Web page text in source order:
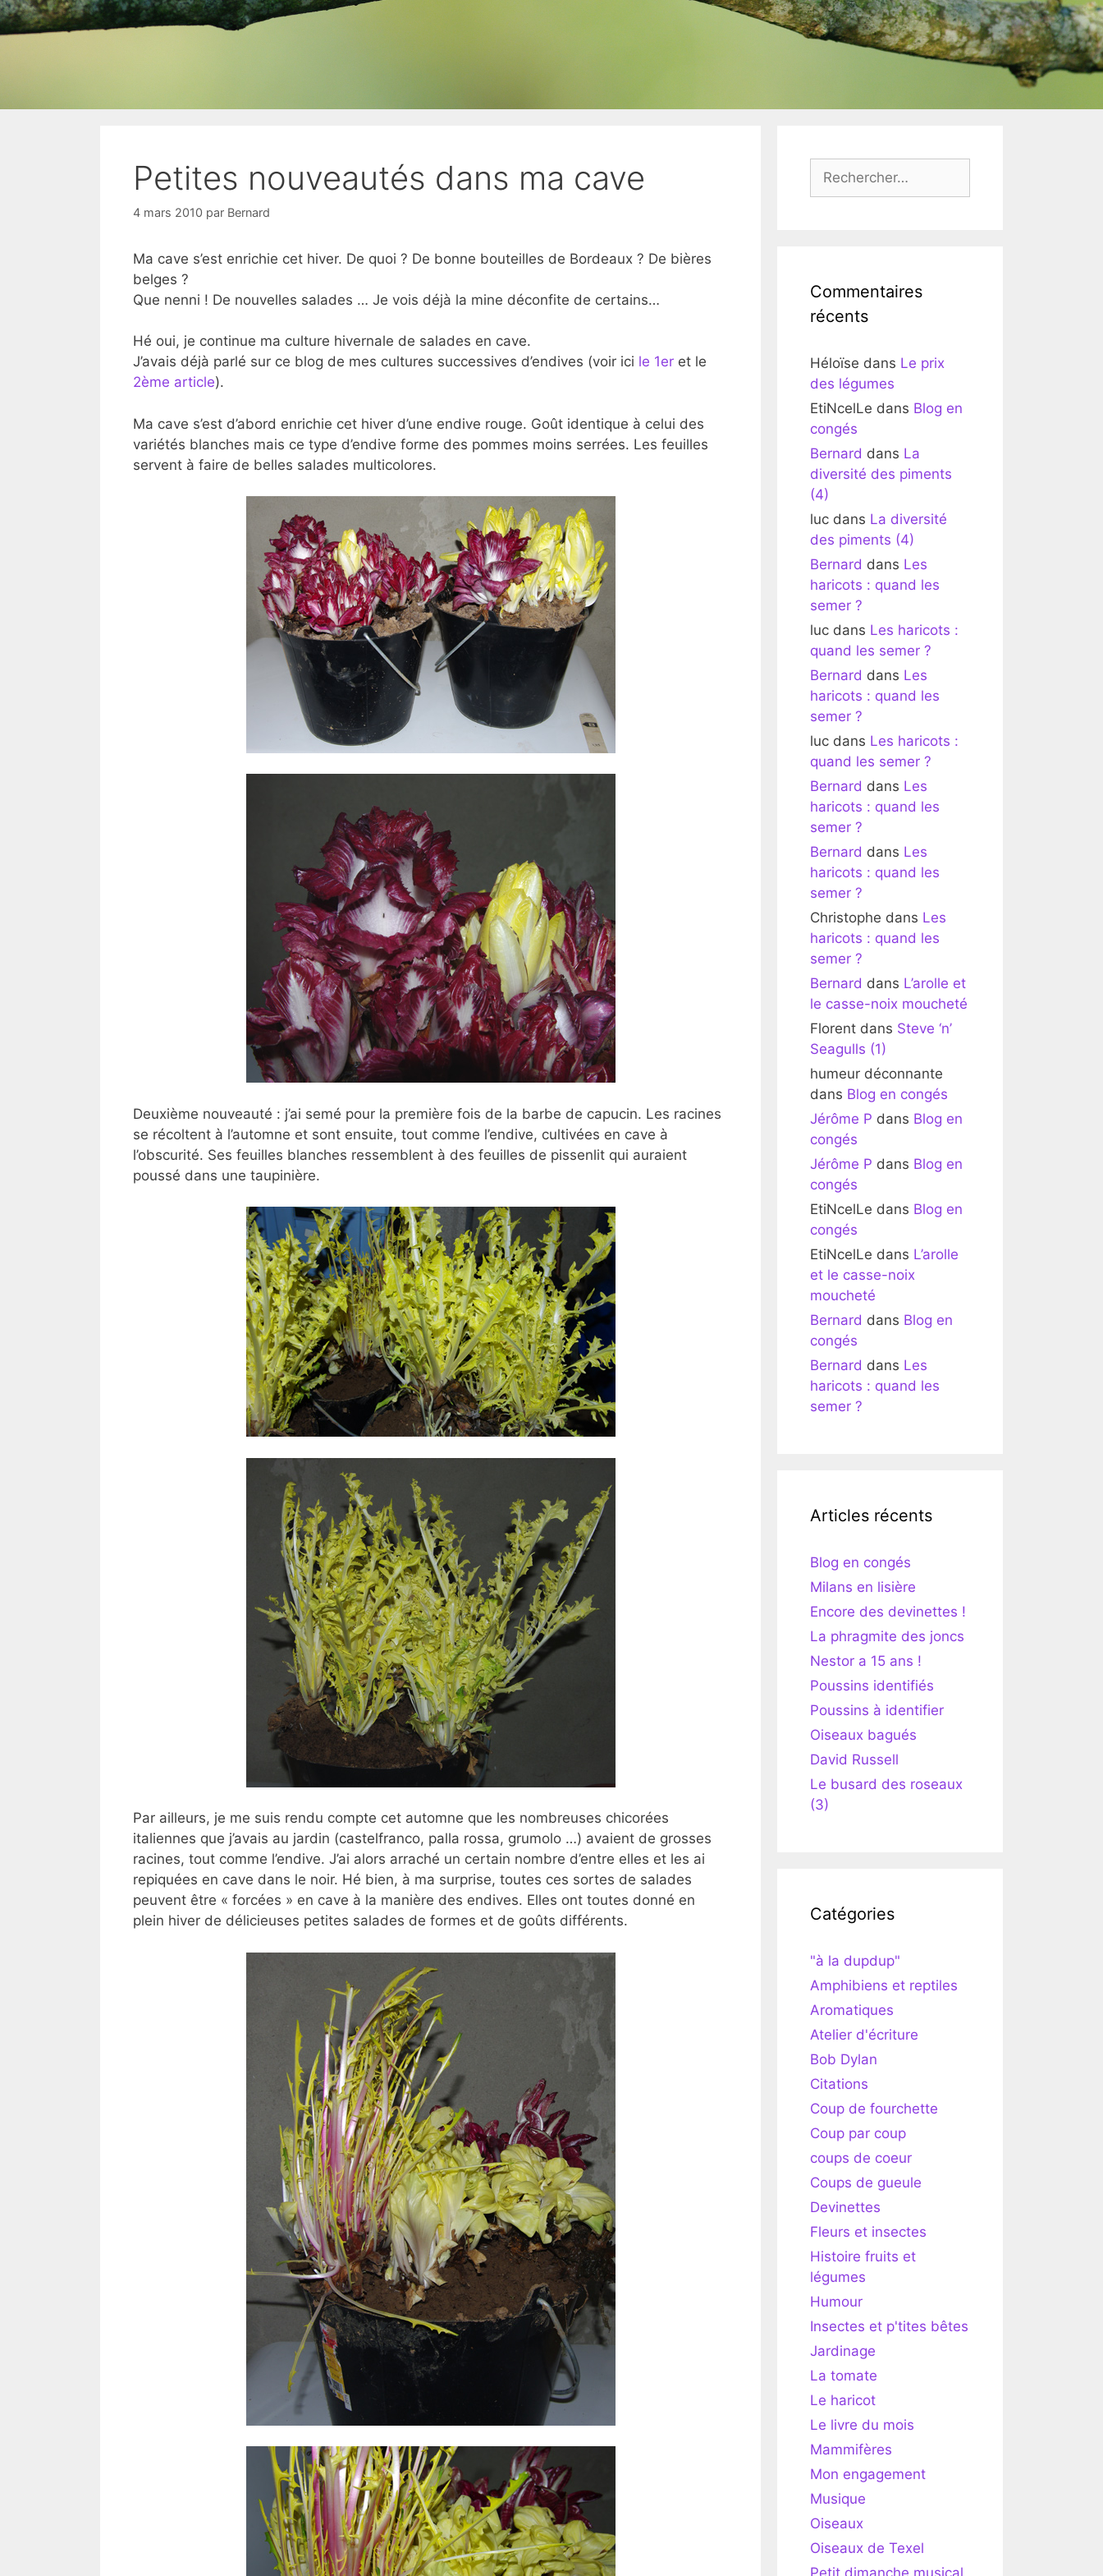
Petites nouveautés dans ma cave
4 mars 2010 par Bernard
Ma cave s’est enrichie cet hiver. De quoi ? De bonne bouteilles de Bordeaux ? De bières
belges ?
Que nenni ! De nouvelles salades … Je vois déjà la mine déconfite de certains…
Hé oui, je continue ma culture hivernale de salades en cave.
J’avais déjà parlé sur ce blog de mes cultures successives d’endives (voir ici le 1er et le
2ème article).
Ma cave s’est d’abord enrichie cet hiver d’une endive rouge. Goût identique à celui des
variétés blanches mais ce type d’endive forme des pommes moins serrées. Les feuilles
servent à faire de belles salades multicolores.
Deuxième nouveauté : j’ai semé pour la première fois de la barbe de capucin. Les racines
se récoltent à l’automne et sont ensuite, tout comme l’endive, cultivées en cave à
l’obscurité. Ses feuilles blanches ressemblent à des feuilles de pissenlit qui auraient
poussé dans une taupinière.
Par ailleurs, je me suis rendu compte cet automne que les nombreuses chicorées
italiennes que j’avais au jardin (castelfranco, palla rossa, grumolo …) avaient de grosses
racines, tout comme l’endive. J’ai alors arraché un certain nombre d’entre elles et les ai
repiquées en cave dans le noir. Hé bien, à ma surprise, toutes ces sortes de salades
peuvent être « forcées » en cave à la manière des endives. Elles ont toutes donné en
plein hiver de délicieuses petites salades de formes et de goûts différents.
Commentaires
récents
Héloïse dans Le prix
des légumes
EtiNcelLe dans Blog en
congés
Bernard dans La
diversité des piments
(4)
luc dans La diversité
des piments (4)
Bernard dans Les
haricots : quand les
semer ?
luc dans Les haricots :
quand les semer ?
Bernard dans Les
haricots : quand les
semer ?
luc dans Les haricots :
quand les semer ?
Bernard dans Les
haricots : quand les
semer ?
Bernard dans Les
haricots : quand les
semer ?
Christophe dans Les
haricots : quand les
semer ?
Bernard dans L’arolle et
le casse-noix moucheté
Florent dans Steve ‘n’
Seagulls (1)
humeur déconnante
dans Blog en congés
Jérôme P dans Blog en
congés
Jérôme P dans Blog en
congés
EtiNcelLe dans Blog en
congés
EtiNcelLe dans L’arolle
et le casse-noix
moucheté
Bernard dans Blog en
congés
Bernard dans Les
haricots : quand les
semer ?
Articles récents
Blog en congés
Milans en lisière
Encore des devinettes !
La phragmite des joncs
Nestor a 15 ans !
Poussins identifiés
Poussins à identifier
Oiseaux bagués
David Russell
Le busard des roseaux
(3)
Catégories
"à la dupdup"
Amphibiens et reptiles
Aromatiques
Atelier d'écriture
Bob Dylan
Citations
Coup de fourchette
Coup par coup
coups de coeur
Coups de gueule
Devinettes
Fleurs et insectes
Histoire fruits et
légumes
Humour
Insectes et p'tites bêtes
Jardinage
La tomate
Le haricot
Le livre du mois
Mammifères
Mon engagement
Musique
Oiseaux
Oiseaux de Texel
Petit dimanche musical